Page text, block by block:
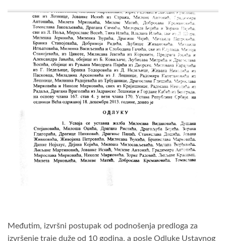
Međutim, izvršni postupak od podnošenja predloga za
izvršenje traje duže od 10 godina, a posle Odluke Ustavnog